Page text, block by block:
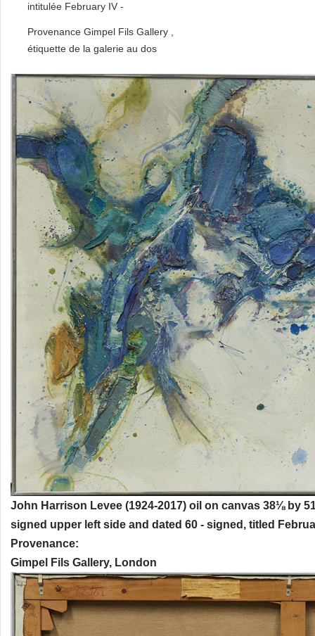
intitulée February IV -
Provenance Gimpel Fils Gallery ,
étiquette de la galerie au dos
John Harrison Levee (1924-2017) oil on canvas 38⅛ by
signed upper left side and dated 60 - signed, titled
Provenance:
Gimpel Fils Gallery, London